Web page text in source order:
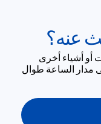
عنه؟
مدار الساعة طوال